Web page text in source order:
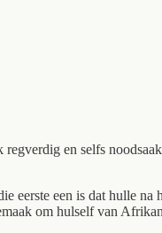
en selfs
eerste een is dat hulle
om hulself van